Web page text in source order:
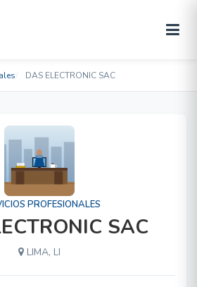
DAS ELECTRONIC SAC
PROFESIONALES
SAC
LIMA, LI